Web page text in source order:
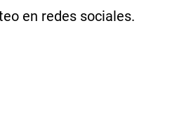
en redes sociales.